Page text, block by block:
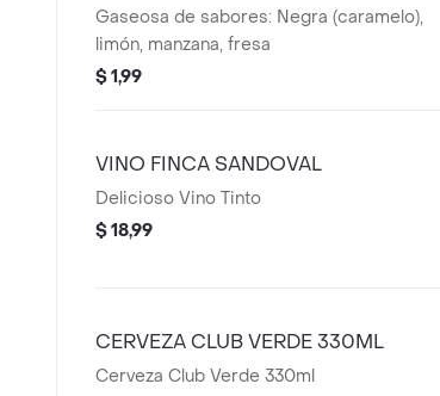
Gaseosa de sabores: Negra (caramelo),
limón, manzana, fresa
$ 1,99
VINO FINCA SANDOVAL
Delicioso Vino Tinto
$ 18,99
CERVEZA CLUB VERDE 330ML
Cerveza Club Verde 330ml